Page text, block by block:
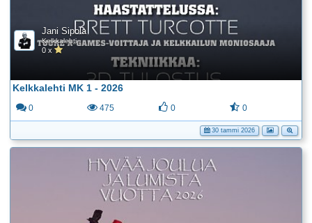
Jani Sipola
Kelkkalehti
0 x
Kelkkalehti MK 1 - 2026
0 475 0 0
30 tammi 2026